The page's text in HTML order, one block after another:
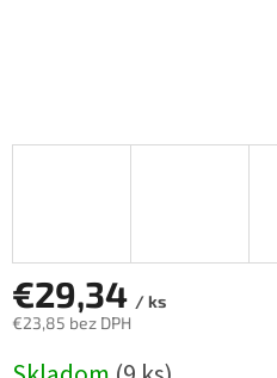
€29,34 / ks
€23,85 bez DPH